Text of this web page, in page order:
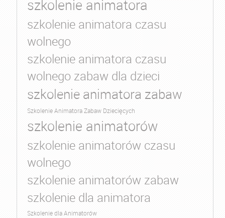
szkolenie animatora
szkolenie animatora czasu
wolnego
szkolenie animatora czasu
wolnego zabaw dla dzieci
szkolenie animatora zabaw
Szkolenie Animatora Zabaw Dziecięcych
szkolenie animatorów
szkolenie animatorów czasu
wolnego
szkolenie animatorów zabaw
szkolenie dla animatora
Szkolenie dla Animatorów